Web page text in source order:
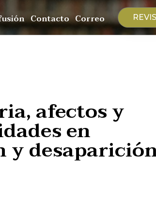
Contacto Correo
afectos y
en
y